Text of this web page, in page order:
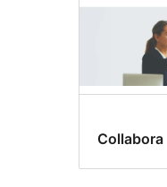
Collabora